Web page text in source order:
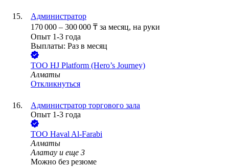
Администратор
170 000 – 300 000 ₸ за месяц, на руки
Опыт 1-3 года
Выплаты: Раз в месяц
ТОО HJ Platform (Hero’s Journey)
Алматы
Откликнуться
Администратор торгового зала
Опыт 1-3 года
ТОО Haval Al-Farabi
Алматы
Алатау и еще 3
Можно без резюме